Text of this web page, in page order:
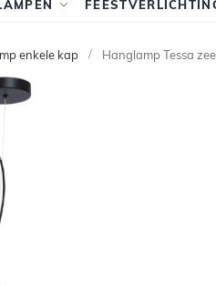
enkele kap Hanglamp Tessa